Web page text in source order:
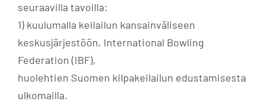
seuraavilla tavoilla:
1) kuulumalla keilailun kansainväliseen
keskusjärjestöön, International Bowling
Federation (IBF),
huolehtien Suomen kilpakeilailun edustamisesta
ulkomailla.